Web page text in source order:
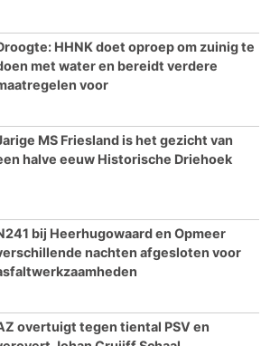
HHNK doet oproep om zuinig te
met water en bereidt verdere
voor
MS Friesland is het gezicht van
halve eeuw Historische Driehoek
bij Heerhugowaard en Opmeer
nachten afgesloten voor
overtuigt tegen tiental PSV en